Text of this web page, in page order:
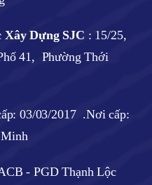
Xây Dựng SJC : 15/25,
41, Phường Thới
03/03/2017 .Nơi cấp:
- PGD Thạnh Lộc